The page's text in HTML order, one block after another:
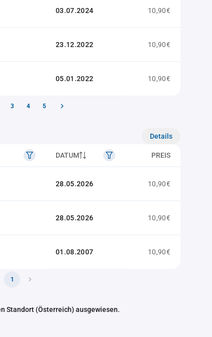
03.07.2024 10,90€
23.12.2022 10,90€
05.01.2022 10,90€
3 4 5
Details
DATUM PREIS
28.05.2026 10,90€
28.05.2026 10,90€
01.08.2007 10,90€
1
Standort (Österreich) ausgewiesen.